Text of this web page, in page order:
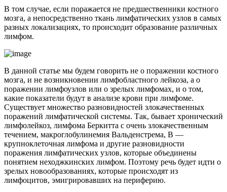
В том случае, если поражается не предшественники костного
мозга, а непосредственно ткань лимфатических узлов в самых
разных локализациях, то происходит образование различных
лимфом.
В данной статье мы будем говорить не о поражении костного
мозга, и не возникновении лимфобластного лейкоза, а о
поражении лимфоузлов или о зрелых лимфомах, и о том,
какие показатели будут в анализе крови при лимфоме.
Существует множество разновидностей злокачественных
поражений лимфатической системы. Так, бывает хронический
лимфолейкоз, лимфома Беркитта с очень злокачественным
течением, макроглобулинемия Вальденстрема, B —
крупноклеточная лимфома и другие разновидности
поражения лимфатических узлов, которые объединены
понятием неходжкинских лимфом. Поэтому речь будет идти о
зрелых новообразованиях, которые происходят из
лимфоцитов, эмигрировавших на периферию.